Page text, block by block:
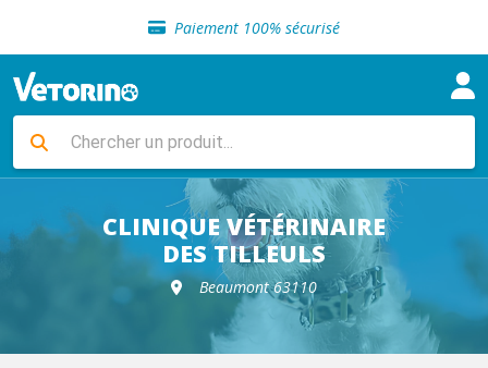
Paiement 100% sécurisé
Livraison gratuite en clinique vétérinaire
Sélection de croquettes vétérinaire
Livraison gratuite en clinique vétérinaire
Retour gratuit en clinique
Sélection de croquettes vétérinaire
CLINIQUE VÉTÉRINAIRE
DES TILLEULS
Beaumont 63110